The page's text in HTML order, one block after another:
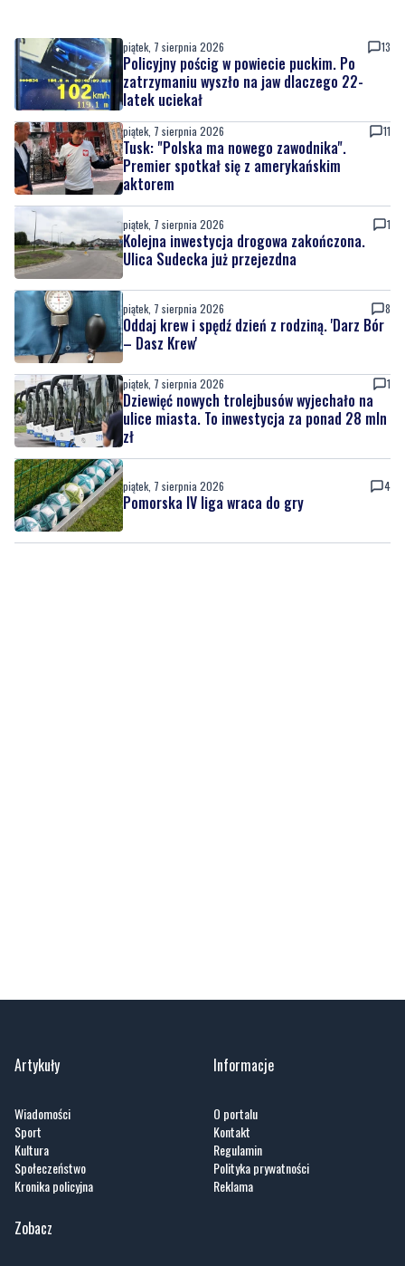
piątek, 7 sierpnia 2026 13
Policyjny pościg w powiecie puckim. Po
zatrzymaniu wyszło na jaw dlaczego 22-
latek uciekał
piątek, 7 sierpnia 2026 11
Tusk: "Polska ma nowego zawodnika".
Premier spotkał się z amerykańskim
aktorem
piątek, 7 sierpnia 2026 1
Kolejna inwestycja drogowa zakończona.
Ulica Sudecka już przejezdna
piątek, 7 sierpnia 2026 8
Oddaj krew i spędź dzień z rodziną. 'Darz Bór
– Dasz Krew'
piątek, 7 sierpnia 2026 1
Dziewięć nowych trolejbusów wyjechało na
ulice miasta. To inwestycja za ponad 28 mln
zł
piątek, 7 sierpnia 2026 4
Pomorska IV liga wraca do gry
Artykuły
Wiadomości
Sport
Kultura
Społeczeństwo
Kronika policyjna
Informacje
O portalu
Kontakt
Regulamin
Polityka prywatności
Reklama
Zobacz